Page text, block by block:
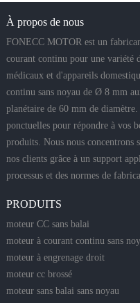
À propos de nous
FONECC MOTOR est un
courant continu pour une variété
médicaux et d'appareils
continu sans noyau de Ø 8 mm
planétaire de 60 mm de
ponctuelles pour répondre à vos
produits. Nous nous concentrons
nos clients grâce à un support
processus et des normes de
PRODUITS
moteur CC sans balai
moteur à courant continu sans
moteur à engrenage droit
moteur cc brossé
moteur sans balai sans noyau